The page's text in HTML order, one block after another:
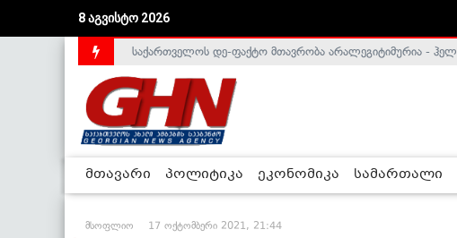
8 აგვისტო 2026
ლიეტუვაში საქართველოს ელჩი, სალომე შაფაქიძე გადადგა
მთავარი პოლიტიკა ეკონომიკა სამართალი
მსოფლიო 17 ოქტომბერი 2021, 21:44